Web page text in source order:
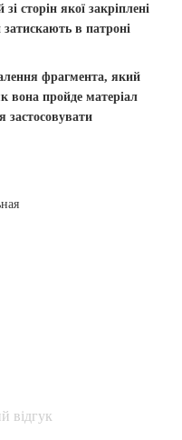
зі сторін якої закріплені
затискають в патроні
фрагмента, який
вона пройде матеріал
застосовувати
відгук